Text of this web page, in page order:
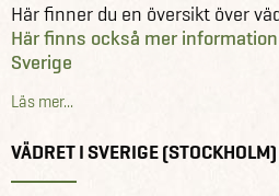
Här finner du en översikt över
Här finns också mer
Sverige
Läs mer...
VÄDRET I SVERIGE (STOCKHOLM)